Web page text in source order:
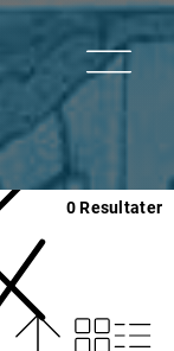
0 Resultater